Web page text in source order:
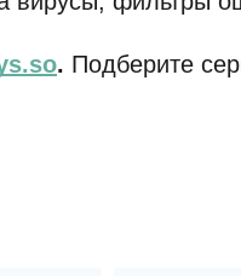
. Подберите